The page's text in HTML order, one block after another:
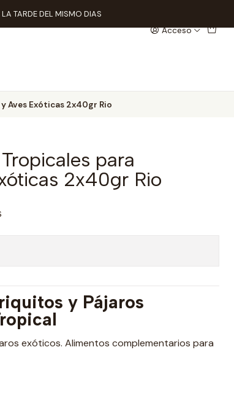
Acceso
TARDE DEL MISMO DIAS
Aves Exóticas 2x40gr Rio
para
2x40gr Rio
y Pájaros
exóticos. Alimentos complementarios para